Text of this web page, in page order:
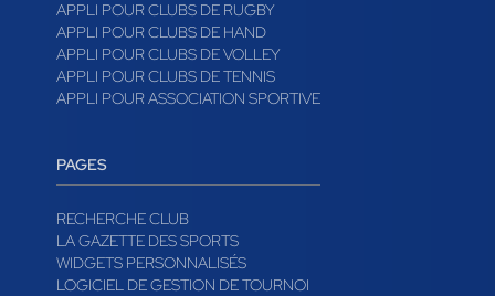
APPLI POUR CLUBS DE RUGBY
APPLI POUR CLUBS DE HAND
APPLI POUR CLUBS DE VOLLEY
APPLI POUR CLUBS DE TENNIS
APPLI POUR ASSOCIATION SPORTIVE
PAGES
RECHERCHE CLUB
LA GAZETTE DES SPORTS
WIDGETS PERSONNALISÉS
LOGICIEL DE GESTION DE TOURNOI